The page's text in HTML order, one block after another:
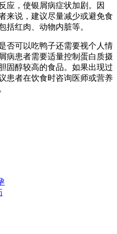
应，使银屑病症状加剧。因
来说，建议尽量减少或避免食
括红肉、动物内脏等。
否可以吃鸭子还需要视个人情
病患者需要适量控制蛋白质摄
固醇较高的食品。如果出现过
患者在饮食时咨询医师或营养